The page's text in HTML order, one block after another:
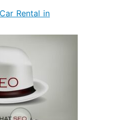
Rental in